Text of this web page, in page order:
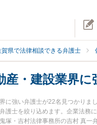
賀県で法律相談できる弁護士
産・建設業界に
に強い弁護士が22名見つかりま
護士を絞り込めます。企業法務
塚・吉村法律事務所の吉村 真